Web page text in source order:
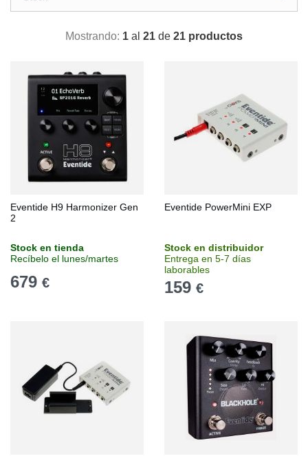
Mostrando: 1 al 21 de 21 productos
Eventide H9 Harmonizer Gen
2
Stock en tienda
Recíbelo el lunes/martes
679 €
Eventide PowerMini EXP
Stock en distribuidor
Entrega en 5-7 días
laborables
159 €